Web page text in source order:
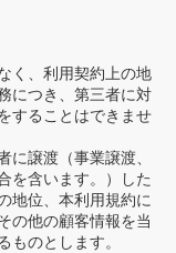
く、利用契約上の地
につき、第三者に対
することはできませ
に譲渡（事業譲渡、
を含います。）した
地位、本利用規約に
の他の顧客情報を当
ものとします。